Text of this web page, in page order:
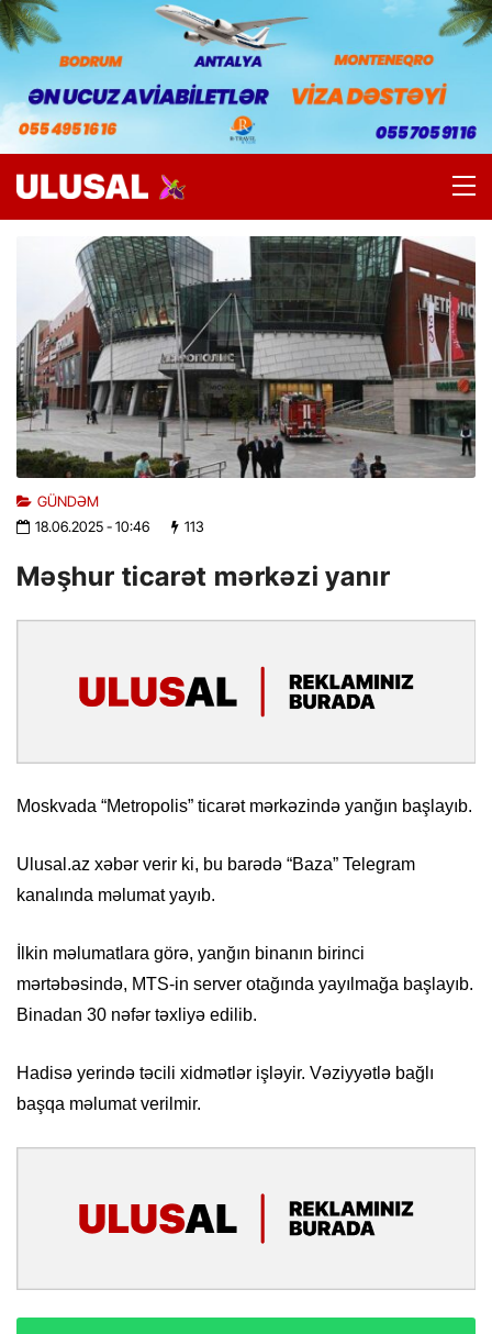
GÜNDƏM
18.06.2025- 10:46 113
Məşhur ticarət mərkəzi yanır
Moskvada “Metropolis” ticarət mərkəzində yanğın başlayıb.
Ulusal.az xəbər verir ki, bu barədə “Baza” Telegram
kanalında məlumat yayıb.
İlkin məlumatlara görə, yanğın binanın birinci
mərtəbəsində, MTS-in server otağında yayılmağa başlayıb.
Binadan 30 nəfər təxliyə edilib.
Hadisə yerində təcili xidmətlər işləyir. Vəziyyətlə bağlı
başqa məlumat verilmir.